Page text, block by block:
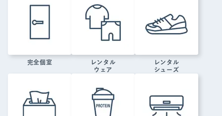
完全個室
レンタル
ウェア
レンタル
シューズ